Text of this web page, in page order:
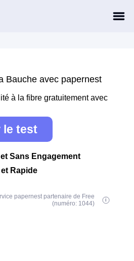
Bauche avec papernest
à la fibre gratuitement avec
le test
Sans Engagement
Rapide
papernest partenaire de Free
(numéro: 1044)